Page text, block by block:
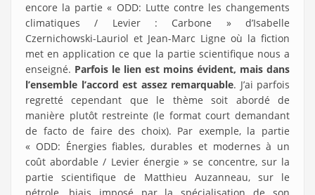
encore la partie « ODD: Lutte contre les changements
climatiques / Levier : Carbone » d’Isabelle
Czernichowski-Lauriol et Jean-Marc Ligne où la fiction
met en application ce que la partie scientifique nous a
enseigné. Parfois le lien est moins évident, mais dans
l’ensemble l’accord est assez remarquable. J’ai parfois
regretté cependant que le thème soit abordé de
manière plutôt restreinte (le format court demandant
de facto de faire des choix). Par exemple, la partie
« ODD: Énergies fiables, durables et modernes à un
coût abordable / Levier énergie » se concentre, sur la
partie scientifique de Matthieu Auzanneau, sur le